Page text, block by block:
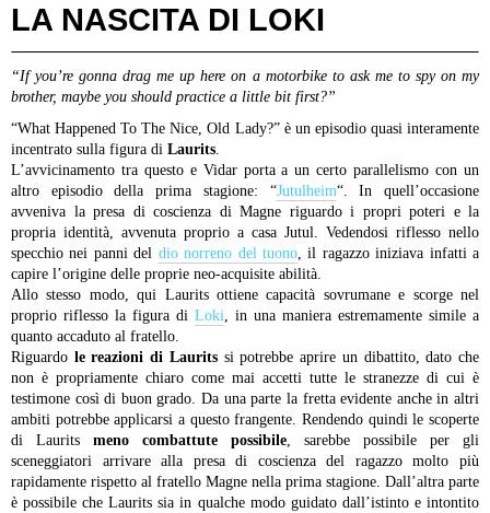
LA NASCITA DI LOKI
“If you’re gonna drag me up here on a motorbike to ask me to spy on my
brother, maybe you should practice a little bit first?”
“What Happened To The Nice, Old Lady?” è un episodio quasi interamente
incentrato sulla figura di Laurits
L’avvicinamento tra questo e Vidar porta a un certo parallelismo con un
altro episodio della prima stagione: “Jutulheim“. In quell’occasione
avveniva la presa di coscienza di Magne riguardo i propri poteri e la
propria identità, avvenuta proprio a casa Jutul. Vedendosi riflesso nello
specchio nei panni del dio norreno del tuono, il ragazzo iniziava infatti a
capire l’origine delle proprie neo-acquisite abilità.
Allo stesso modo, qui Laurits ottiene capacità sovrumane e scorge nel
proprio riflesso la figura di Loki , in una maniera estremamente simile a
quanto accaduto al fratello.
Riguardo le reazioni di Lauritssi potrebbe aprire un dibattito, dato che
non è propriamente chiaro come mai accetti tutte le stranezze di cui è
testimone così di buon grado. Da una parte la fretta evidente anche in altri
ambiti potrebbe applicarsi a questo frangente. Rendendo quindi le scoperte
di Laurits meno combattute possibile , sarebbe possibile per gli
sceneggiatori arrivare alla presa di coscienza del ragazzo molto più
rapidamente rispetto al fratello Magne nella prima stagione. Dall’altra parte
è possibile che Laurits sia in qualche modo guidato dall’istinto e intontito